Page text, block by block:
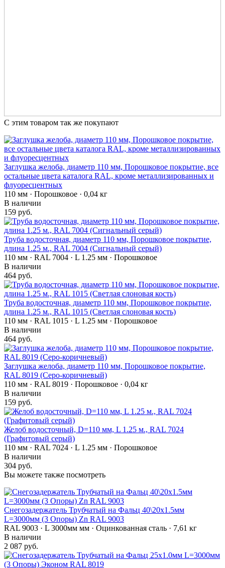
С этим товаром так же покупают
Заглушка желоба, диаметр 110 мм, Порошковое покрытие, все
остальные цвета каталога RAL, кроме металлизированных и
флуоресцентных
110 мм · Порошковое · 0,04 кг
В наличии
159 руб.
Труба водосточная, диаметр 110 мм, Порошковое покрытие,
длина 1.25 м., RAL 7004 (Сигнальный серый)
110 мм · RAL 7004 · L 1.25 мм · Порошковое
В наличии
464 руб.
Труба водосточная, диаметр 110 мм, Порошковое покрытие,
длина 1.25 м., RAL 1015 (Светлая слоновая кость)
110 мм · RAL 1015 · L 1.25 мм · Порошковое
В наличии
464 руб.
Заглушка желоба, диаметр 110 мм, Порошковое покрытие,
RAL 8019 (Серо-коричневый)
110 мм · RAL 8019 · Порошковое · 0,04 кг
В наличии
159 руб.
Желоб водосточный, D=110 мм, L 1.25 м., RAL 7024
(Графитовый серый)
110 мм · RAL 7024 · L 1.25 мм · Порошковое
В наличии
304 руб.
Вы можете также посмотреть
Снегозадержатель Трубчатый на Фальц 40\20х1.5мм
L=3000мм (3 Опоры) Zn RAL 9003
RAL 9003 · L 3000мм мм · Оцинкованная сталь · 7,61 кг
В наличии
2 087 руб.